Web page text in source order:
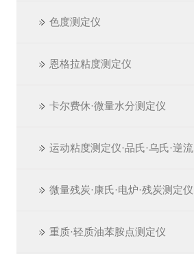
色度测定仪
恩格拉粘度测定仪
卡尔费休·微量水分测定仪
运动粘度测定仪·品氏·乌氏·逆流
微量残炭·康氏·电炉·残炭测定仪
重质·轻质油苯胺点测定仪